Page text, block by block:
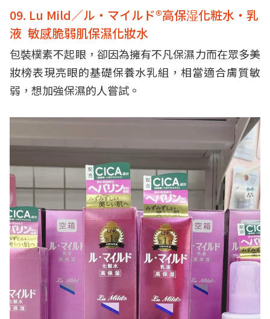
09. Lu Mild／ル‧マイルド®高保湿化粧水‧乳
液 敏感脆弱肌保濕化妝水
包裝樸素不起眼，卻因為擁有不凡保濕力而在眾多美
妝榜表現亮眼的基礎保養水乳組，相當適合膚質敏
弱，想加強保濕的人嘗試。